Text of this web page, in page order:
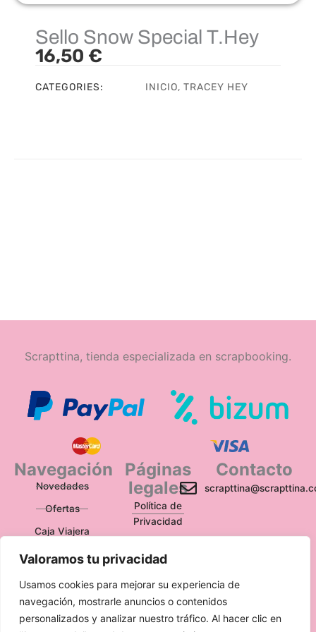
Valoramos tu privacidad
Usamos cookies para mejorar su experiencia de
navegación, mostrarle anuncios o contenidos
personalizados y analizar nuestro tráfico. Al hacer clic en
Sello Snow Special T.Hey
16,50 €
CATEGORIES: INICIO, TRACEY HEY
Scrapttina, tienda especializada en scrapbooking.
Navegación
Novedades
Ofertas
Caja Viajera
Páginas
legales
Política de
Privacidad
Política de
Devoluciones
Aviso Legal
Contacto